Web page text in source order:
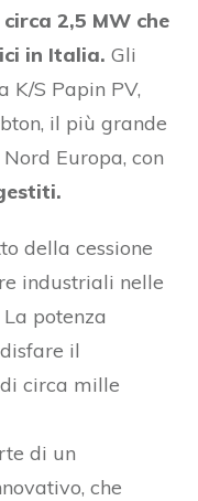
2,5 MW che
in Italia. Gli
K/S Papin PV,
il più grande
Europa, con
della cessione
industriali nelle
potenza
il
circa mille
di un
che